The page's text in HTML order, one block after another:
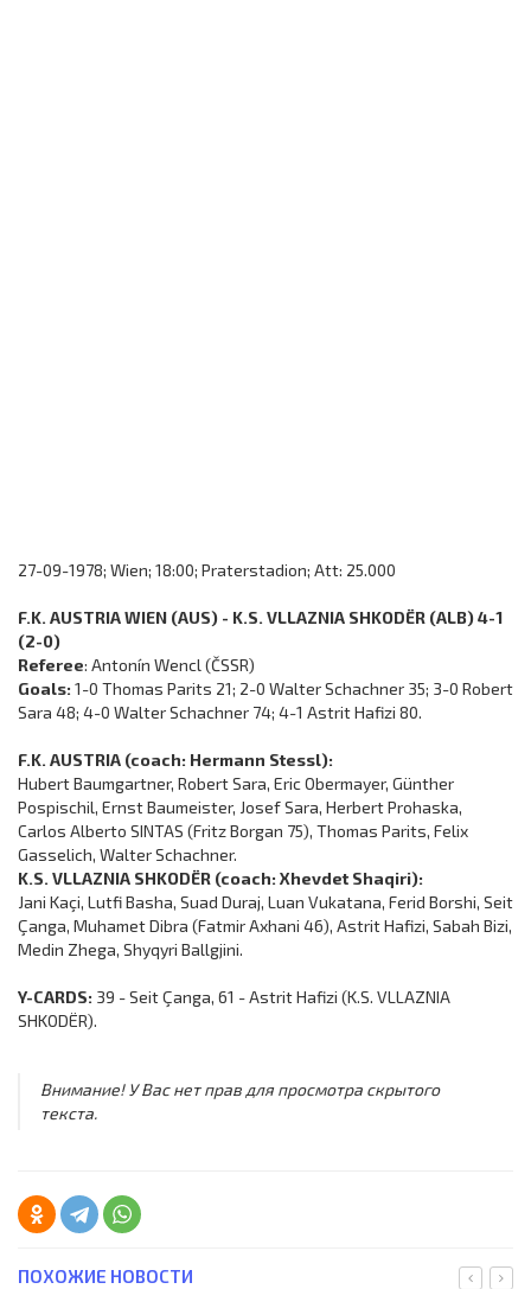
27-09-1978; Wien; 18:00; Praterstadion; Att: 25.000
F.K. AUSTRIA WIEN (AUS) - K.S. VLLAZNIA SHKODËR (ALB) 4-1
(2-0)
Referee: Antonín Wencl (ČSSR)
Goals: 1-0 Thomas Parits 21; 2-0 Walter Schachner 35; 3-0 Robert
Sara 48; 4-0 Walter Schachner 74; 4-1 Astrit Hafizi 80.
F.K. AUSTRIA (coach: Hermann Stessl):
Hubert Baumgartner, Robert Sara, Eric Obermayer, Günther
Pospischil, Ernst Baumeister, Josef Sara, Herbert Prohaska,
Carlos Alberto SINTAS (Fritz Borgan 75), Thomas Parits, Felix
Gasselich, Walter Schachner.
K.S. VLLAZNIA SHKODËR (coach: Xhevdet Shaqiri):
Jani Kaçi, Lutfi Basha, Suad Duraj, Luan Vukatana, Ferid Borshi, Seit
Çanga, Muhamet Dibra (Fatmir Axhani 46), Astrit Hafizi, Sabah Bizi,
Medin Zhega, Shyqyri Ballgjini.
Y-CARDS: 39 - Seit Çanga, 61 - Astrit Hafizi (K.S. VLLAZNIA
SHKODËR).
Внимание! У Вас нет прав для просмотра скрытого
текста.
ПОХОЖИЕ НОВОСТИ